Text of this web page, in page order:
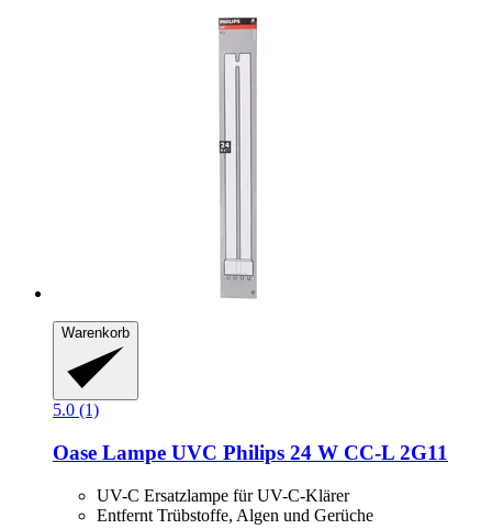
Warenkorb
5.0 (1)
Oase Lampe UVC Philips 24 W CC-​L 2G11
UV-C Ersatzlampe für UV-C-Klärer
Entfernt Trübstoffe, Algen und Gerüche